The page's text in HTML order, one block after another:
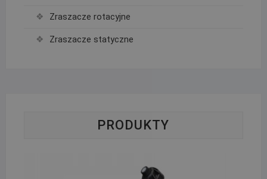
Zraszacze rotacyjne
Zraszacze statyczne
PRODUKTY